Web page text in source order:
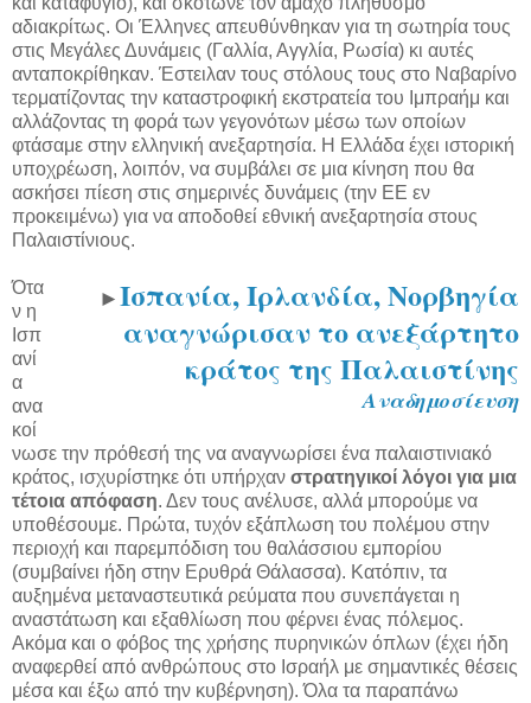
αδιακρίτως. Οι Έλληνες απευθύνθηκαν για τη σωτηρία τους
στις Μεγάλες Δυνάμεις (Γαλλία, Αγγλία, Ρωσία) κι αυτές
ανταποκρίθηκαν. Έστειλαν τους στόλους τους στο Ναβαρίνο
τερματίζοντας την καταστροφική εκστρατεία του Ιμπραήμ και
αλλάζοντας τη φορά των γεγονότων μέσω των οποίων
φτάσαμε στην ελληνική ανεξαρτησία. Η Ελλάδα έχει ιστορική
υποχρέωση, λοιπόν, να συμβάλει σε μια κίνηση που θα
ασκήσει πίεση στις σημερινές δυνάμεις (την ΕΕ εν
προκειμένω) για να αποδοθεί εθνική ανεξαρτησία στους
Παλαιστίνιους.
►Ισπανία, Ιρλανδία, Νορβηγία
αναγνώρισαν το ανεξάρτητο
κράτος της Παλαιστίνης
Αναδημοσίευση
Ότα
ν η
Ισπ
ανί
α
ανα
κοί
νωσε την πρόθεσή της να αναγνωρίσει ένα παλαιστινιακό
κράτος, ισχυρίστηκε ότι υπήρχαν στρατηγικοί λόγοι για μια
τέτοια απόφαση. Δεν τους ανέλυσε, αλλά μπορούμε να
υποθέσουμε. Πρώτα, τυχόν εξάπλωση του πολέμου στην
περιοχή και παρεμπόδιση του θαλάσσιου εμπορίου
(συμβαίνει ήδη στην Ερυθρά Θάλασσα). Κατόπιν, τα
αυξημένα μεταναστευτικά ρεύματα που συνεπάγεται η
αναστάτωση και εξαθλίωση που φέρνει ένας πόλεμος.
Ακόμα και ο φόβος της χρήσης πυρηνικών όπλων (έχει ήδη
αναφερθεί από ανθρώπους στο Ισραήλ με σημαντικές θέσεις
μέσα και έξω από την κυβέρνηση). Όλα τα παραπάνω